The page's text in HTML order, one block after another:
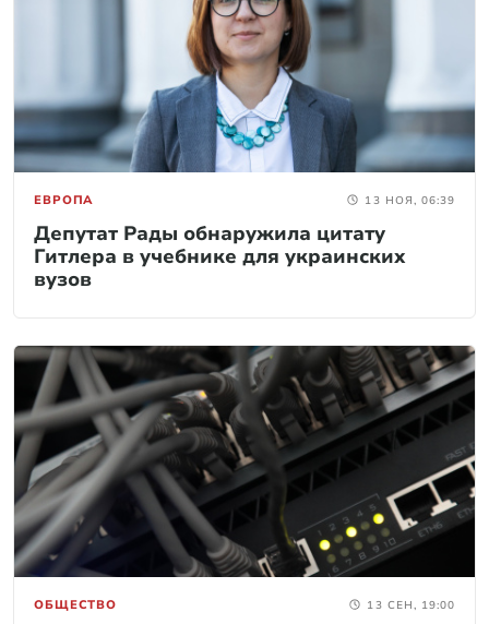
ЕВРОПА 13 НОЯ, 06:39
Депутат Рады обнаружила цитату
Гитлера в учебнике для украинских
вузов
ОБЩЕСТВО 13 СЕН, 19:00